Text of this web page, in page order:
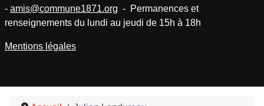
- amis@commune1871.org - Permanences et
renseignements du lundi au jeudi de 15h à 18h
Mentions légales